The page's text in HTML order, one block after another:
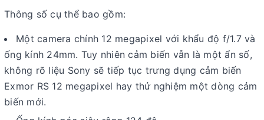
Thông số cụ thể bao gồm:
Một camera chính 12 megapixel với khẩu độ f/1.7 và
ống kính 24mm. Tuy nhiên cảm biến vẫn là một ẩn số,
không rõ liệu Sony sẽ tiếp tục trưng dụng cảm biến
Exmor RS 12 megapixel hay thử nghiệm một dòng cảm
biến mới.